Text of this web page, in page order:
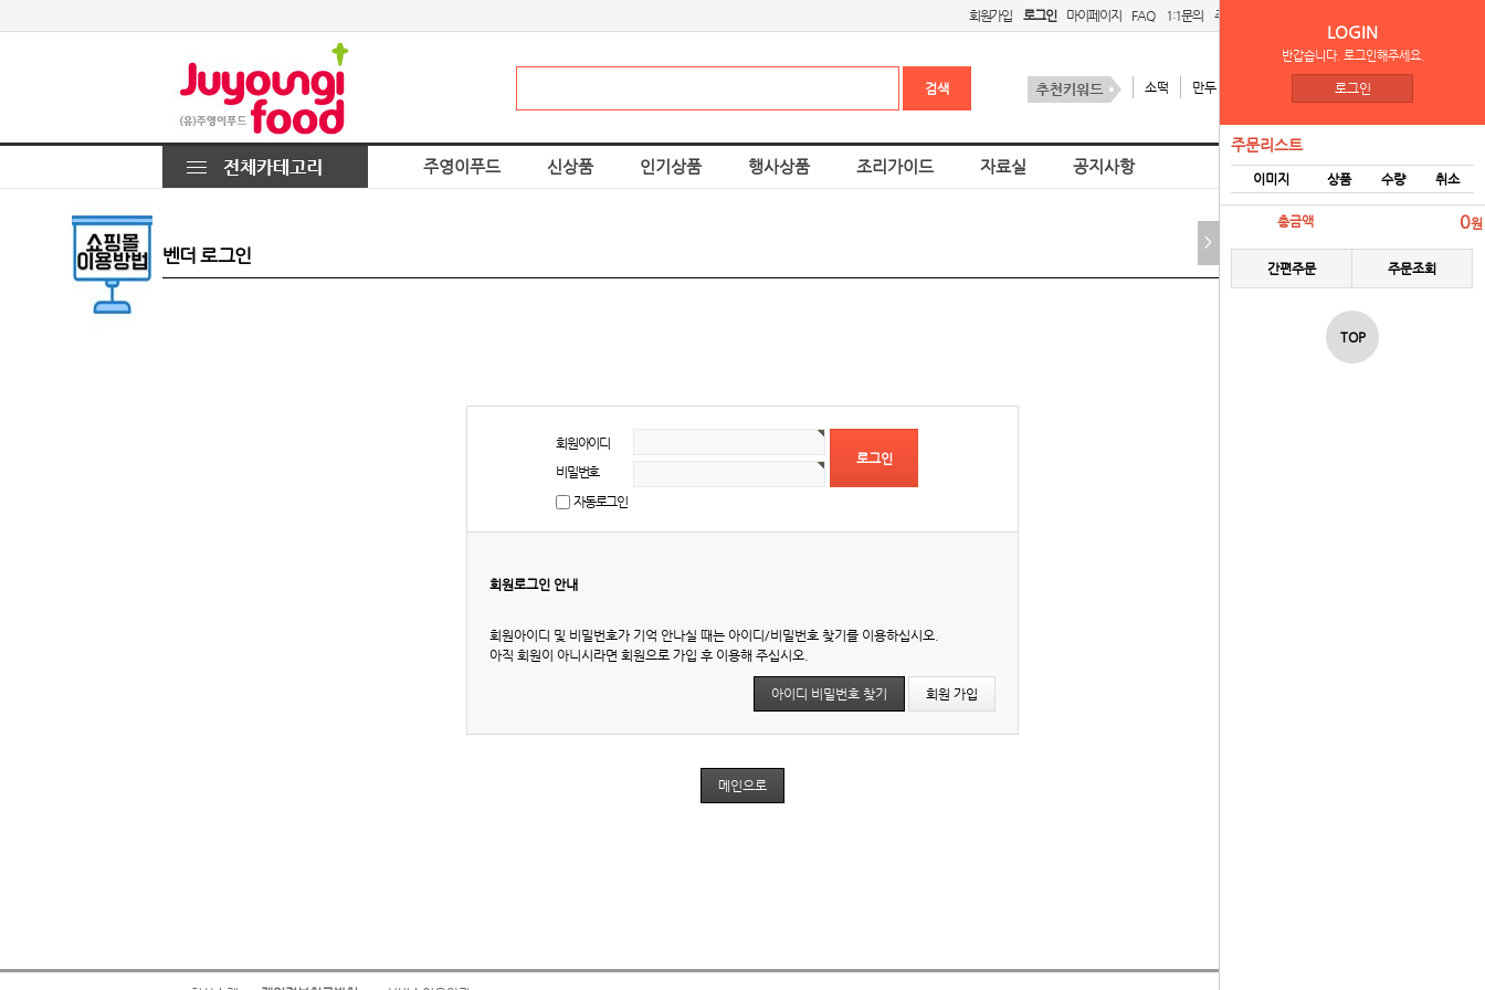
회원가입 로그인 마이페이지 FAQ 1:1문의 주문리스트
소떡 만두
주영이푸드 신상품 인기상품 행사상품 조리가이드 자료실 공지사항
벤더 로그인
벤더 로그인
LOGIN
반갑습니다. 로그인해주세요.
로그인
주문리스트
이미지 상품 수량 취소
총금액 0원
간편주문 주문조회
TOP
>
회원아이디
비밀번호
자동로그인
회원로그인 안내
회원아이디 및 비밀번호가 기억 안나실 때는 아이디/비밀번호 찾기를 이용하십시오.
아직 회원이 아니시라면 회원으로 가입 후 이용해 주십시오.
아이디 비밀번호 찾기 회원 가입
메인으로